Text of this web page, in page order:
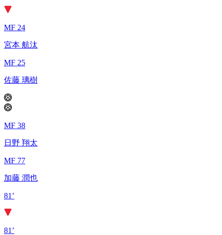
MF 24
宮本 航汰
MF 25
佐藤 璃樹
MF 38
日野 翔太
MF 77
加藤 潤也
81’
81’